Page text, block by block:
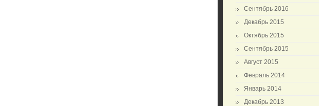
Сентябрь 2016
Декабрь 2015
Октябрь 2015
Сентябрь 2015
Август 2015
Февраль 2014
Январь 2014
Декабрь 2013